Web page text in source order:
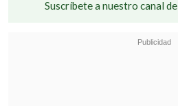
Suscríbete a nuestro canal de